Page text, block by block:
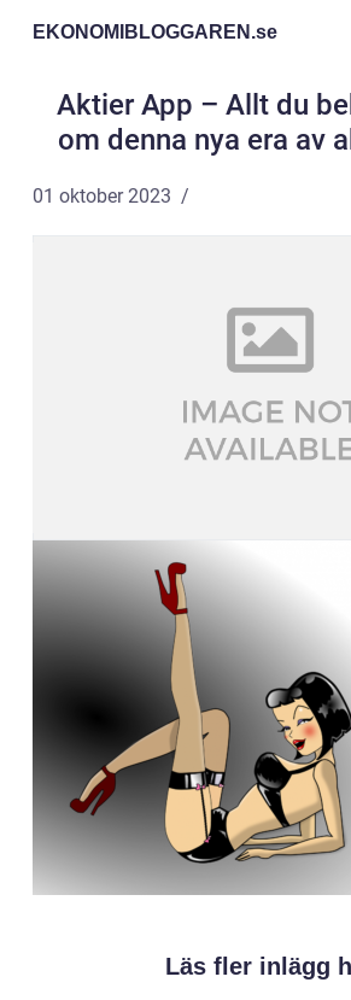
EKONOMIBLOGGAREN.se
Aktier App – Allt du
om denna nya era av
01 oktober 2023
Läs fler inlägg